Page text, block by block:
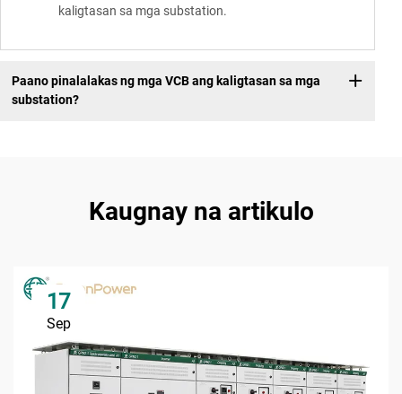
kaligtasan sa mga substation.
Paano pinalalakas ng mga VCB ang kaligtasan sa mga
substation?
Kaugnay na artikulo
17
Sep